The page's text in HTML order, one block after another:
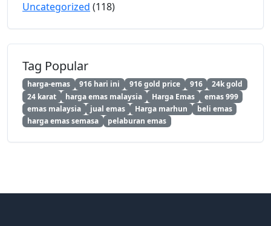
Uncategorized (118)
Tag Popular
harga-emas 916 hari ini 916 gold price 916
24k gold
24 karat
harga emas malaysia Harga Emas
emas 999
emas malaysia
jual emas Harga marhun
beli emas
harga emas semasa
pelaburan emas